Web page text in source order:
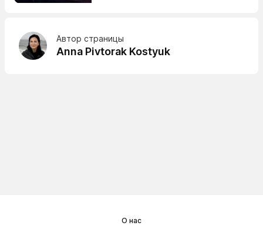
Автор страницы
Anna Pivtorak Kostyuk
О нас